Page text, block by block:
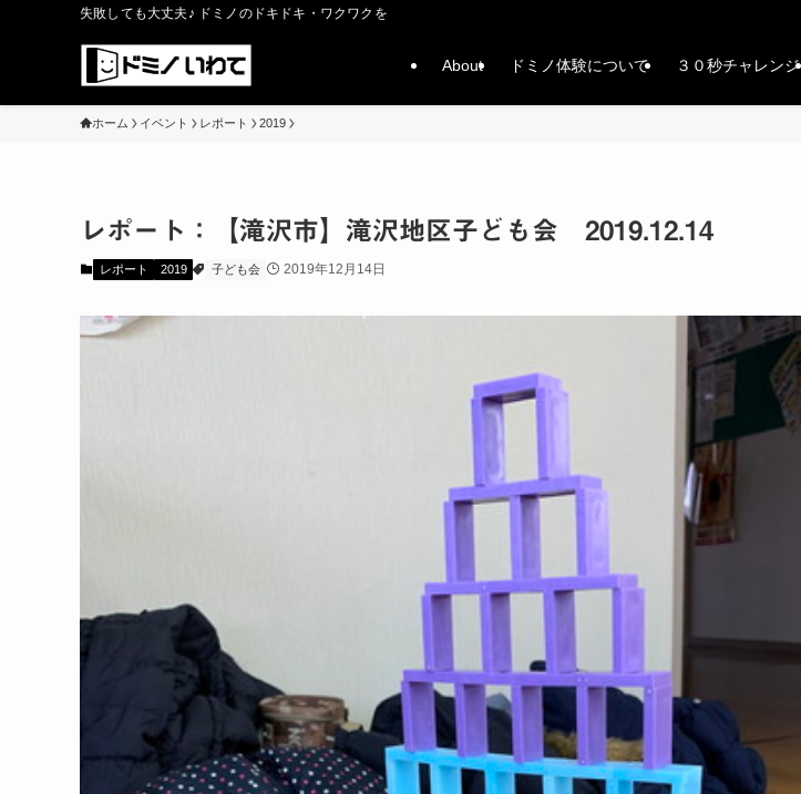
失敗しても大丈夫♪ ドミノのドキドキ・ワクワクを
About ドミノ体験について ３０秒チャレンジ
ホーム イベント レポート 2019
レポート：【滝沢市】滝沢地区子ども会 2019.12.14
レポート 2019 子ども会 2019年12月14日